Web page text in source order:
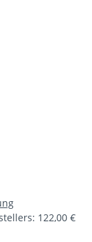
: 122,00 €